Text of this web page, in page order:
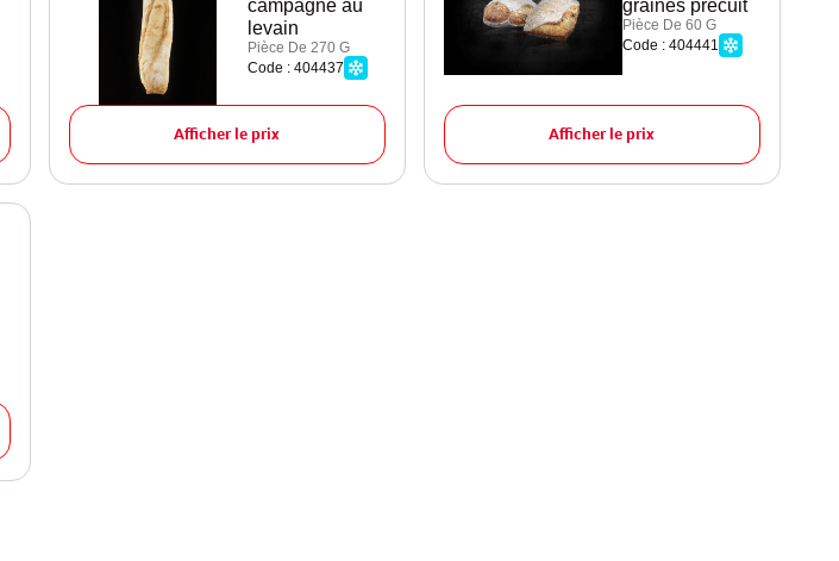
campagne au
levain
Pièce De 270 G
Code : 404437
Afficher le prix
graines précuit
Pièce De 60 G
Code : 404441
Afficher le prix